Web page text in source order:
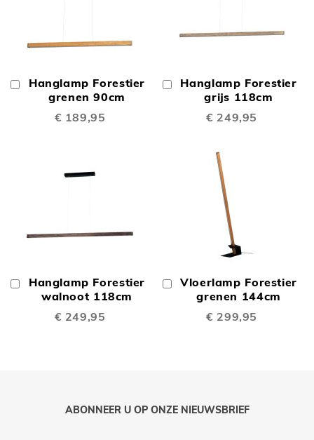
Hanglamp Forestier
grenen 90cm
€ 189,95
In
Winkelwagen
Hanglamp Forestier
grijs 118cm
€ 249,95
In
Winkelwagen
Hanglamp Forestier
walnoot 118cm
€ 249,95
In
Winkelwagen
Vloerlamp Forestier
grenen 144cm
€ 299,95
In
Winkelwagen
ABONNEER U OP ONZE NIEUWSBRIEF